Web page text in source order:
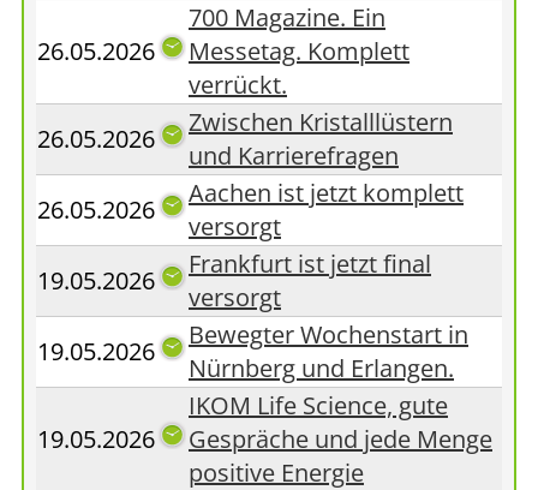
26.05.2026
700 Magazine. Ein
Messetag. Komplett
verrückt.
26.05.2026
Zwischen Kristalllüstern
und Karrierefragen
26.05.2026
Aachen ist jetzt komplett
versorgt
19.05.2026
Frankfurt ist jetzt final
versorgt
19.05.2026
Bewegter Wochenstart in
Nürnberg und Erlangen.
19.05.2026
IKOM Life Science, gute
Gespräche und jede Menge
positive Energie